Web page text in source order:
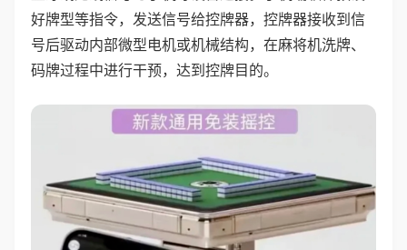
好牌型等指令，发送信号给控牌器，控牌器接收到信
号后驱动内部微型电机或机械结构，在麻将机洗牌、
码牌过程中进行干预，达到控牌目的。